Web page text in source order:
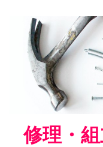
修理・